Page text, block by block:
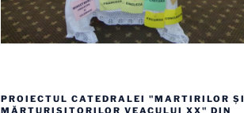
PROIECTUL CATEDRALEI "MARTIRILOR ȘI
MĂRTURISITORILOR VEACULUI XX" DIN